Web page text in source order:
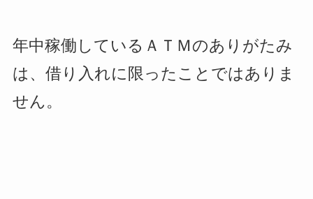
年中稼働しているＡＴＭのありがたみ
は、借り入れに限ったことではありま
せん。